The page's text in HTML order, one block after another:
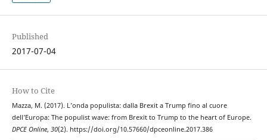
Published
2017-07-04
How to Cite
Mazza, M. (2017). L’onda populista: dalla Brexit a Trump fino al cuore
dell’Europa: The populist wave: from Brexit to Trump to the heart of Europe.
DPCE Online, 30(2). https://doi.org/10.57660/dpceonline.2017.386